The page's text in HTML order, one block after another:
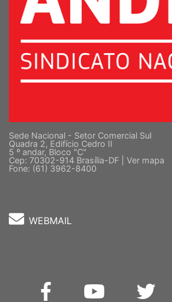
Sede Nacional - Setor Comercial Sul
Quadra 2, Edifício Cedro II
5 º andar, Bloco "C"
Cep: 70302-914 Brasília-DF | Ver mapa
Fone: (61) 3962-8400
WEBMAIL